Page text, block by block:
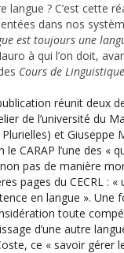
langue ? C’est cette
dans nos
est toujours une
à qui l’on doit,
Cours de
réunit deux
de l’université du
et Giuseppe
CARAP l’une des «
pas de manière
pages du CECRL :
en langue ». Une
toute
d’une autre
ce « savoir gérer